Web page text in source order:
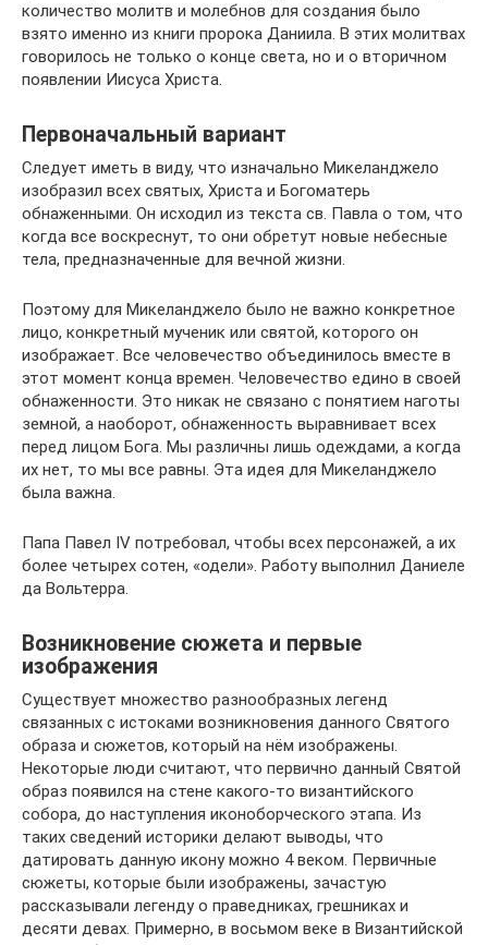
количество молитв и молебнов для создания было
взято именно из книги пророка Даниила. В этих молитвах
говорилось не только о конце света, но и о вторичном
появлении Иисуса Христа.
Первоначальный вариант
Следует иметь в виду, что изначально Микеланджело
изобразил всех святых, Христа и Богоматерь
обнаженными. Он исходил из текста св. Павла о том, что
когда все воскреснут, то они обретут новые небесные
тела, предназначенные для вечной жизни.
Поэтому для Микеланджело было не важно конкретное
лицо, конкретный мученик или святой, которого он
изображает. Все человечество объединилось вместе в
этот момент конца времен. Человечество едино в своей
обнаженности. Это никак не связано с понятием наготы
земной, а наоборот, обнаженность выравнивает всех
перед лицом Бога. Мы различны лишь одеждами, а когда
их нет, то мы все равны. Эта идея для Микеланджело
была важна.
Папа Павел IV потребовал, чтобы всех персонажей, а их
более четырех сотен, «одели». Работу выполнил Даниеле
да Вольтерра.
Возникновение сюжета и первые
изображения
Существует множество разнообразных легенд
связанных с истоками возникновения данного Святого
образа и сюжетов, который на нём изображены.
Некоторые люди считают, что первично данный Святой
образ появился на стене какого-то византийского
собора, до наступления иконоборческого этапа. Из
таких сведений историки делают выводы, что
датировать данную икону можно 4 веком. Первичные
сюжеты, которые были изображены, зачастую
рассказывали легенду о праведниках, грешниках и
десяти девах. Примерно, в восьмом веке в Византийской